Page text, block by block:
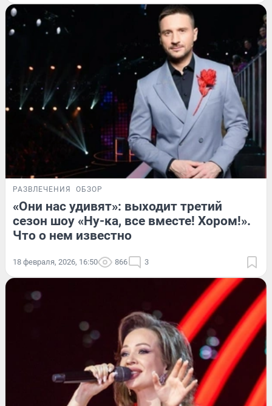
РАЗВЛЕЧЕНИЯ ОБЗОР
«Они нас удивят»: выходит третий
сезон шоу «Ну-ка, все вместе! Хором!».
Что о нем известно
18 февраля, 2026, 16:50 866 3